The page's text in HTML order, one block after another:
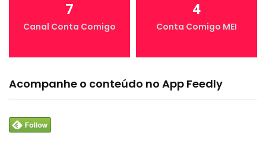
7
Canal Conta Comigo
4
Conta Comigo MEI
Acompanhe o conteúdo no App Feedly